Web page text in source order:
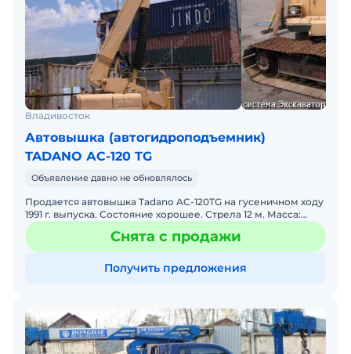
Владивосток
Автовышка (автогидроподъемник)
TADANO АС-120 TG
Объявление давно не обновлялось
Продается автовышка Tadano AC-120TG на гусеничном ходу
1991 г. выпуска. Состояние хорошее. Стрела 12 м. Масса:
8055 кг. Габариты: 5600 х 1980 х 2150 Ма
Снята с продажи
Получить предложения